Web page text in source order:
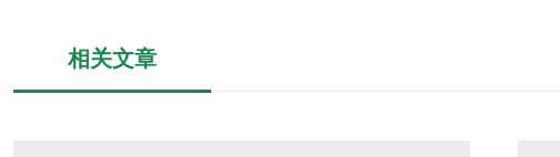
相关文章